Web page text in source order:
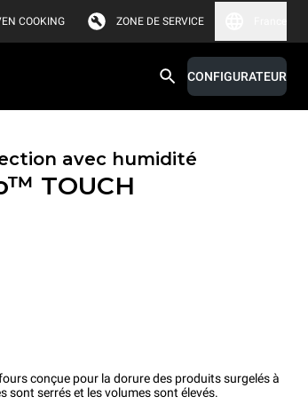
COOKING ZONE DE SERVICE
CONFIGURATEUR
avec humidité
TOUCH
conçue pour la dorure des produits surgelés à
sont serrés et les volumes sont élevés.